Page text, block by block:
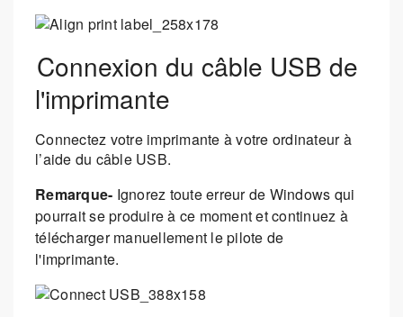
Connexion du câble USB de
l'imprimante
Connectez votre imprimante à votre ordinateur à
l’aide du câble USB.
Remarque- Ignorez toute erreur de Windows qui
pourrait se produire à ce moment et continuez à
télécharger manuellement le pilote de
l'imprimante.